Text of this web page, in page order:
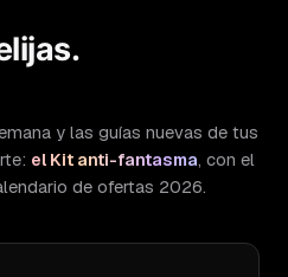
y las guías nuevas de tus
el Kit anti-fantasma, con el
de ofertas 2026.